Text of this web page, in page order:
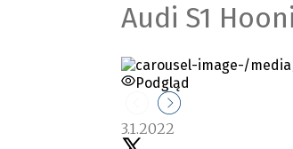
Audi S1
Podgląd
3.1.2022